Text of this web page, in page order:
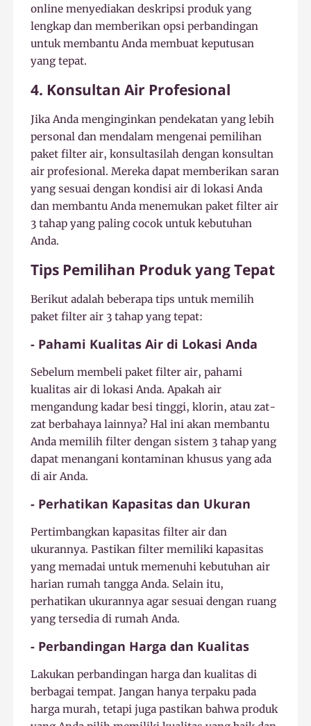
online menyediakan deskripsi produk yang
lengkap dan memberikan opsi perbandingan
untuk membantu Anda membuat keputusan
yang tepat.
4. Konsultan Air Profesional
Jika Anda menginginkan pendekatan yang lebih
personal dan mendalam mengenai pemilihan
paket filter air, konsultasilah dengan konsultan
air profesional. Mereka dapat memberikan saran
yang sesuai dengan kondisi air di lokasi Anda
dan membantu Anda menemukan paket filter air
3 tahap yang paling cocok untuk kebutuhan
Anda.
Tips Pemilihan Produk yang Tepat
Berikut adalah beberapa tips untuk memilih
paket filter air 3 tahap yang tepat:
- Pahami Kualitas Air di Lokasi Anda
Sebelum membeli paket filter air, pahami
kualitas air di lokasi Anda. Apakah air
mengandung kadar besi tinggi, klorin, atau zat-
zat berbahaya lainnya? Hal ini akan membantu
Anda memilih filter dengan sistem 3 tahap yang
dapat menangani kontaminan khusus yang ada
di air Anda.
- Perhatikan Kapasitas dan Ukuran
Pertimbangkan kapasitas filter air dan
ukurannya. Pastikan filter memiliki kapasitas
yang memadai untuk memenuhi kebutuhan air
harian rumah tangga Anda. Selain itu,
perhatikan ukurannya agar sesuai dengan ruang
yang tersedia di rumah Anda.
- Perbandingan Harga dan Kualitas
Lakukan perbandingan harga dan kualitas di
berbagai tempat. Jangan hanya terpaku pada
harga murah, tetapi juga pastikan bahwa produk